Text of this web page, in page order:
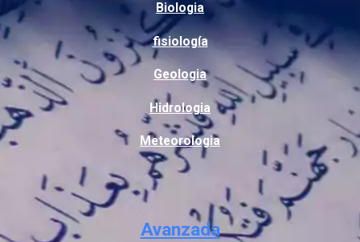
Biologia
fisiología
Geologia
Hidrologia
Meteorologia
Avanzada